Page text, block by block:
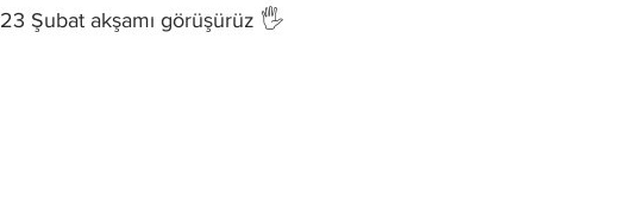
23 Şubat akşamı görüşürüz 🖐